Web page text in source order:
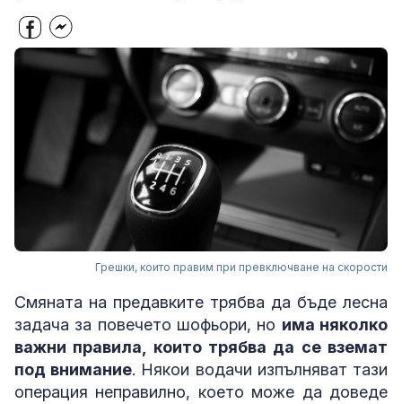
Грешки, които правим при превключване на скорости
Смяната на предавките трябва да бъде лесна
задача за повечето шофьори, но има няколко
важни правила, които трябва да се вземат
под внимание. Някои водачи изпълняват тази
операция неправилно, което може да доведе